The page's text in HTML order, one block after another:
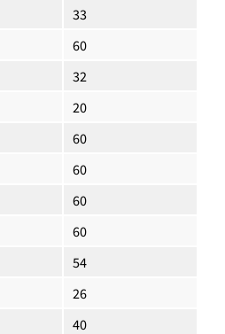
33
60
32
20
60
60
60
60
54
26
40